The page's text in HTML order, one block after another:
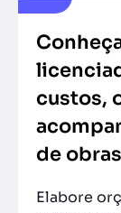
custos,
de
Elabore